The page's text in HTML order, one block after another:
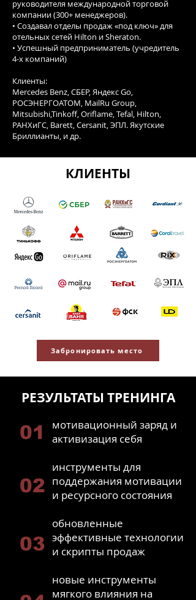
руководителя международной торговой
компании (300+ менеджеров).
• Создавал отделы продаж «под ключ» для
отельных сетей Hilton и Sheraton.
• Успешный предприниматель (учредитель
4-х компаний)
Клиенты:
Mercedes Benz, СБЕР, Яндекс Go,
РОСЭНЕРГОАТОМ, MailRu Group,
Mitsubishi,Tinkoff, Oriflame, Tefal, Hilton,
РАНХиГС, Barett, Cersanit, ЭПЛ. Якутские
Бриллианты, и др.
КЛИЕНТЫ
Забронировать место
РЕЗУЛЬТАТЫ ТРЕНИНГА
01
02
03
мотивационный заряд и
активизация себя
инструменты для
поддержания мотивации
и ресурсного состояния
обновленные
эффективные технологии
и скрипты продаж
новые инструменты
мягкого влияния на